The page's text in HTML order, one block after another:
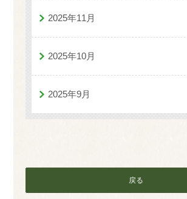
2025年11月
2025年10月
2025年9月
戻る